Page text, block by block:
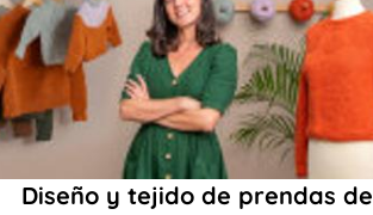
Diseño y tejido de prendas de